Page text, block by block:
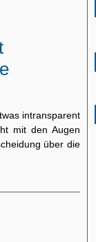
intransparent
mit den Augen
über die